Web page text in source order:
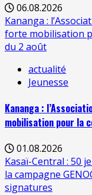
06.08.2026
Kananga :
forte mobilisation
du 2 août
actualité
Jeunesse
Kananga :
mobilisation pour la
01.08.2026
Kasaï-Central : 50
la campagne
signatures